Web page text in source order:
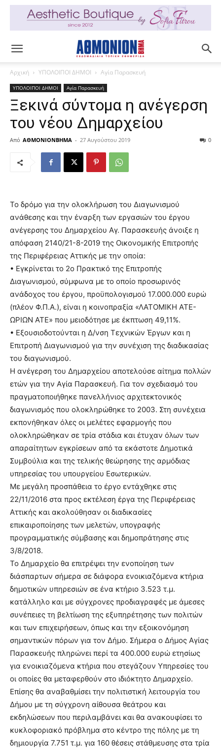
Αρχική ΥΠΟΛΟΙΠΟΙ ΔΗΜΟΙ Αγία Παρασκευή
ΥΠΟΛΟΙΠΟΙ ΔΗΜΟΙ Αγία Παρασκευή
Ξεκινά σύντομα η ανέγερση
του νέου Δημαρχείου
Από ΑΘΜΟΝΙΟΝΒΗΜΑ - 27 Αυγούστου 2019 0
Το δρόμο για την ολοκλήρωση του Διαγωνισμού
ανάθεσης και την έναρξη των εργασιών του έργου
ανέγερσης του Δημαρχείου Αγ. Παρασκευής άνοιξε η
απόφαση 2140/21-8-2019 της Οικονομικής Επιτροπής
της Περιφέρειας Αττικής με την οποία:
• Εγκρίνεται το 2ο Πρακτικό της Επιτροπής
Διαγωνισμού, σύμφωνα με το οποίο προσωρινός
ανάδοχος του έργου, προϋπολογισμού 17.000.000 ευρώ
(πλέον Φ.Π.Α.), είναι η κοινοπραξία «ΛΑΤΟΜΙΚΗ ΑΤΕ-
ΩΡΙΩΝ ΑΤΕ» που μειοδότησε με έκπτωση 49,11%.
• Εξουσιοδοτούνται η Δ/νση Τεχνικών Έργων και η
Επιτροπή Διαγωνισμού για την συνέχιση της διαδικασίας
του διαγωνισμού.
Η ανέγερση του Δημαρχείου αποτελούσε αίτημα πολλών
ετών για την Αγία Παρασκευή. Για τον σχεδιασμό του
πραγματοποιήθηκε πανελλήνιος αρχιτεκτονικός
διαγωνισμός που ολοκληρώθηκε το 2003. Στη συνέχεια
εκπονήθηκαν όλες οι μελέτες εφαρμογής που
ολοκληρώθηκαν σε τρία στάδια και έτυχαν όλων των
απαραίτητων εγκρίσεων από τα εκάστοτε Δημοτικά
Συμβούλια και της τελικής θεώρησης της αρμόδιας
υπηρεσίας του υπουργείου Εσωτερικών.
Με μεγάλη προσπάθεια το έργο εντάχθηκε στις
22/11/2016 στα προς εκτέλεση έργα της Περιφέρειας
Αττικής και ακολούθησαν οι διαδικασίες
επικαιροποίησης των μελετών, υπογραφής
προγραμματικής σύμβασης και δημοπράτησης στις
3/8/2018.
Το Δημαρχείο θα επιτρέψει την ενοποίηση των
διάσπαρτων σήμερα σε διάφορα ενοικιαζόμενα κτήρια
δημοτικών υπηρεσιών σε ένα κτήριο 3.523 τ.μ.
κατάλληλο και με σύγχρονες προδιαγραφές με άμεσες
συνέπειες τη βελτίωση της εξυπηρέτησης των πολιτών
και των επιχειρήσεων, όπως και την εξοικονόμηση
σημαντικών πόρων για τον Δήμο. Σήμερα ο Δήμος Αγίας
Παρασκευής πληρώνει περί τα 400.000 ευρώ ετησίως
για ενοικιαζόμενα κτήρια που στεγάζουν Υπηρεσίες του
οι οποίες θα μεταφερθούν στο ιδιόκτητο Δημαρχείο.
Επίσης θα αναβαθμίσει την πολιτιστική λειτουργία του
Δήμου με τη σύγχρονη αίθουσα θεάτρου και
εκδηλώσεων που περιλαμβάνει και θα ανακουφίσει το
κυκλοφοριακό πρόβλημα στο κέντρο της πόλης με τη
δημιουργία 7.751 τ.μ. για 160 θέσεις στάθμευσης στα τρία